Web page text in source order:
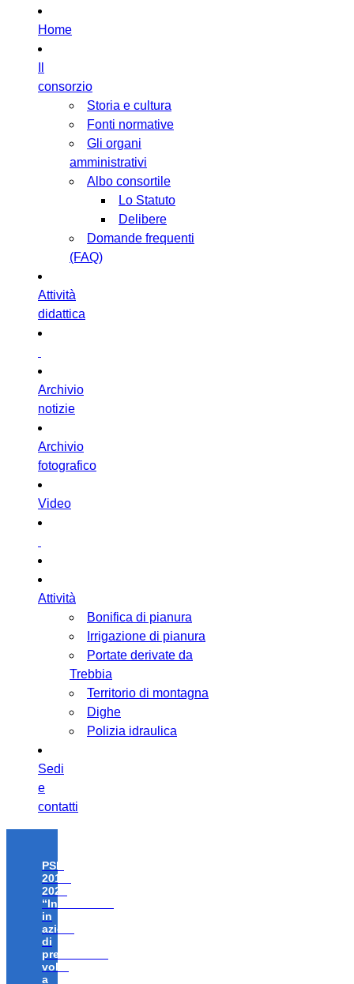
Home
consorzio
Storia e cultura
Fonti normative
Gli organi
amministrativi
Albo consortile
Lo Statuto
Delibere
Domande frequenti
(FAQ)
Attività
didattica
Archivio
notizie
Archivio
fotografico
Video
Attività
Bonifica di pianura
Irrigazione di pianura
Portate derivate da
Trebbia
Territorio di montagna
Dighe
Polizia idraulica
Sedi
e
contatti
PSR
2014-
2020
“Investimenti
in
azioni
di
prevenzione
volte
a